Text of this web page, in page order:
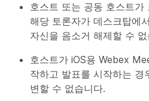
호스트 또는 공동 호스트가
해당 토론자가 데스크탑에
자신을 음소거 해제할 수 없
호스트가 iOS용 Webex
작하고 발표를 시작하는 경
변할 수 없습니다.